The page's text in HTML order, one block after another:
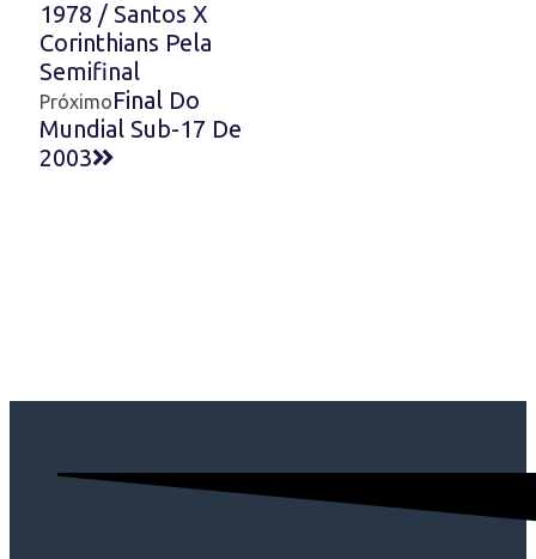
1978 / Santos X
Corinthians Pela
Semifinal
PróximoFinal Do
Mundial Sub-17 De
2003